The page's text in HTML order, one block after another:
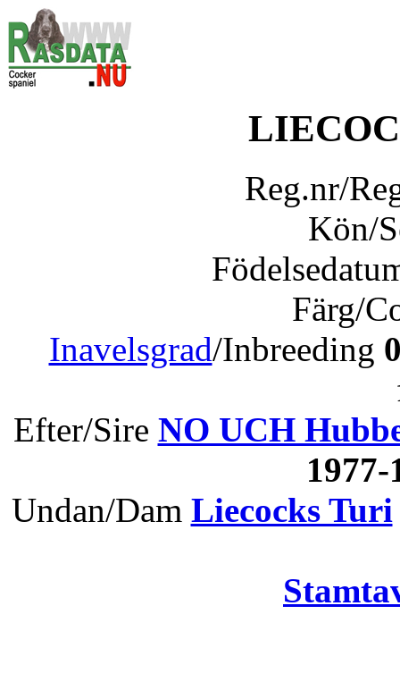
Reg.nr/
Kön/
Färg/
Inavelsgrad/Inbreeding
Efter/Sire NO UCH
Undan/Dam Liecocks Turi